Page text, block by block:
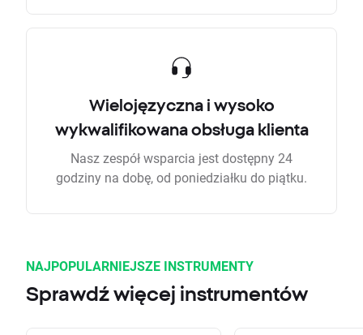
Wielojęzyczna i wysoko
wykwalifikowana obsługa klienta
Nasz zespół wsparcia jest dostępny 24
godziny na dobę, od poniedziałku do piątku.
NAJPOPULARNIEJSZE INSTRUMENTY
Sprawdź więcej instrumentów